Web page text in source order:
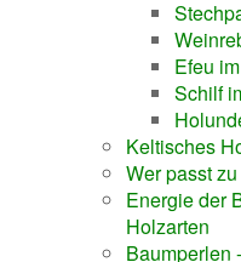
Efeu
Schilf
Keltisches
Wer passt
Energie der
Holzarten
Baumperlen